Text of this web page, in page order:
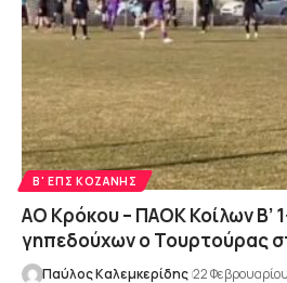
Β' ΕΠΣ ΚΟΖΆΝΗΣ
ΑΟ Κρόκου – ΠΑΟΚ Κοίλων Β’
γηπεδούχων ο Τουρτούρας
Παύλος Καλεμκερίδης 22